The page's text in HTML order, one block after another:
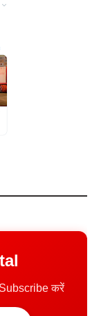
Subscribe करें